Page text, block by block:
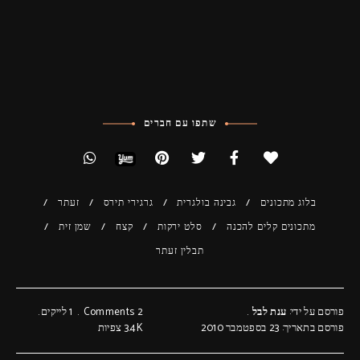
שתפו עם חברים
בלוג מתכונים גבינה בולגרית גרגירי תירס
זעתר
מתכונים קלים להכנה
סלט ירקות קצח
שמן זית
תבלין זעתר
פורסם על ידי: ענת לבל
פורסם בתאריך: 23 בספטמבר 2010
2 Comments
1לייקים
3.4Kצפיות